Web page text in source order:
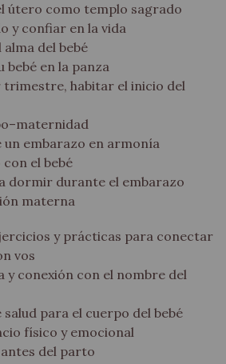
útero como templo sagrado
y confiar en la vida
del bebé
bebé en la panza
trimestre, habitar el inicio del
un embarazo en armonía
el bebé
dormir durante el embarazo
materna
y prácticas para conectar
vos
y conexión con el nombre del
salud para el cuerpo del bebé
físico y emocional
del parto